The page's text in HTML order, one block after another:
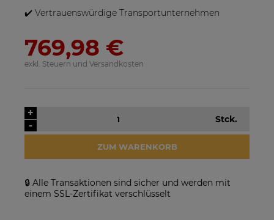
SE25K-RW00IBNM4
VERFÜGBARKEIT DER
ARTIKEL MELDEN
VERFÜGBARKEIT DER
ARTIKEL MELDEN
✔️ Vertrauenswürdige Transportunternehmen
769,98 €
exkl. Steuern und Versandkosten
-
+
Stck.
ZUM WARENKORB
🔒 Alle Transaktionen sind sicher und werden mit
einem SSL-Zertifikat verschlüsselt